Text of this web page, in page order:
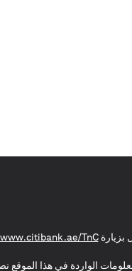
بزيارةwww.citibank.ae/TnC
(opens in a new tab)
الواردة في هذا الموقع